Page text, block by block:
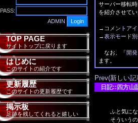
PASS:
ADMIN
TOP PAGE
サイトトップに戻ります
はじめに
このサイトの紹介です
更新履歴
このサイトの更新履歴です
掲示板
足跡を残してくれると嬉しい
サーバー移転
を紹介させて
→ コメントア
→表示モード
なお、「開
ます。
Prev(新しい記
日記::四方山
ふと気にな
そういうの